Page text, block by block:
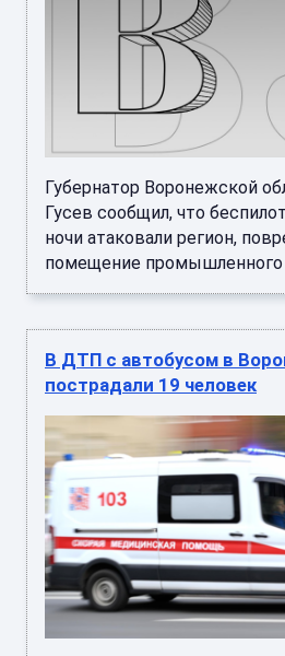
Губернатор Воронежской
Гусев сообщил, что
ночи атаковали регион,
помещение промышленного
В ДТП с автобусом в
пострадали 19 человек